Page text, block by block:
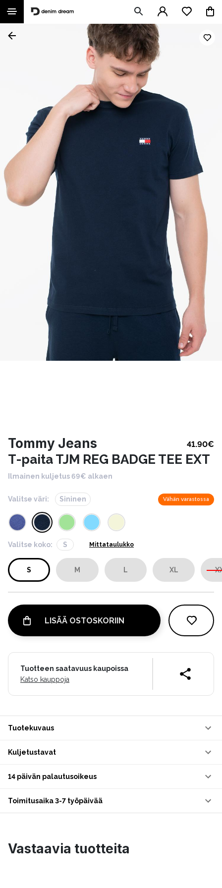
Tommy Jeans 41.90€
T-paita TJM REG BADGE TEE EXT
Ilmainen kuljetus 69€ alkaen
Valitse väri: Sininen Vähän varastossa
Valitse koko: S Mittataulukko
S M L XL
LISÄÄ OSTOSKORIIN
Tuotteen saatavuus kaupoissa
Katso kauppoja
Tuotekuvaus
Kuljetustavat
14 päivän palautusoikeus
Toimitusaika 3-7 työpäivää
Vastaavia tuotteita